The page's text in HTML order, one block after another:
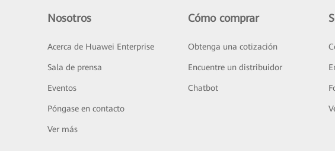
Nosotros
Acerca de Huawei Enterprise
Sala de prensa
Eventos
Póngase en contacto
Ver más
Cómo comprar
Obtenga una cotización
Encuentre un distribuidor
Chatbot